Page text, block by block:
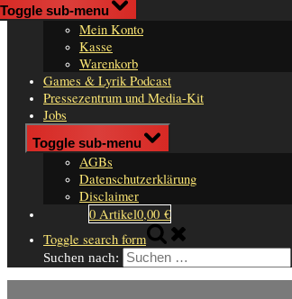
Shop
Toggle sub-menu
Mein Konto
Kasse
Warenkorb
Games & Lyrik Podcast
Pressezentrum und Media-Kit
Jobs
Impressum
Toggle sub-menu
AGBs
Datenschutzerklärung
Disclaimer
0 Artikel0,00 €
Toggle search form
Suchen nach: